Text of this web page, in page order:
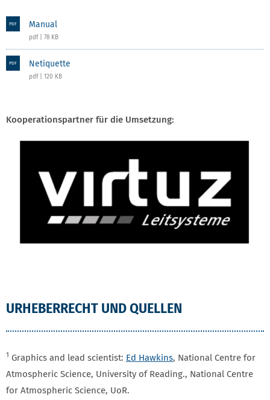
PDF Manual
pdf | 78 KB
PDF Netiquette
pdf | 120 KB
Kooperationspartner für die Umsetzung:
URHEBERRECHT UND QUELLEN
1 Graphics and lead scientist: Ed Hawkins, National Centre for
Atmospheric Science, University of Reading., National Centre
for Atmospheric Science, UoR.